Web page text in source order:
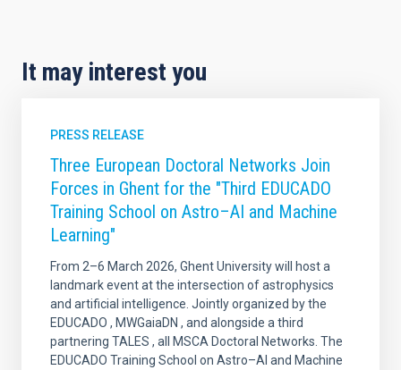
It may interest you
PRESS RELEASE
Three European Doctoral Networks Join
Forces in Ghent for the "Third EDUCADO
Training School on Astro–AI and Machine
Learning"
From 2–6 March 2026, Ghent University will host a
landmark event at the intersection of astrophysics
and artificial intelligence. Jointly organized by the
EDUCADO , MWGaiaDN , and alongside a third
partnering TALES , all MSCA Doctoral Networks. The
EDUCADO Training School on Astro–AI and Machine